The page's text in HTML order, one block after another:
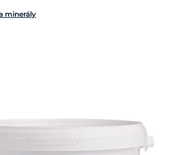
minerály